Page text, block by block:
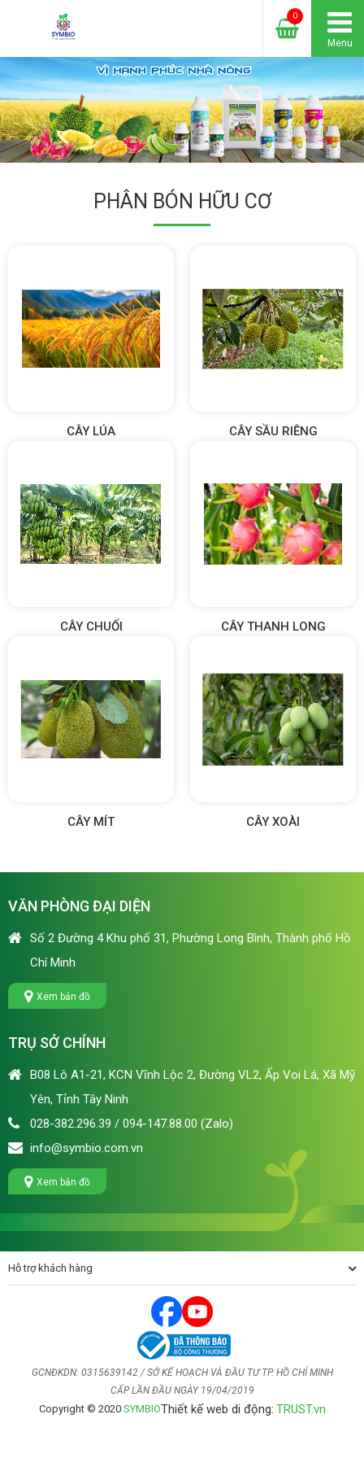
Menu
0
PHÂN BÓN HỮU CƠ
CÂY LÚA CÂY SẦU RIÊNG
CÂY CHUỐI CÂY THANH LONG
CÂY MÍT CÂY XOÀI
VĂN PHÒNG ĐẠI DIỆN
Số 2 Đường 4 Khu phố 31, Phường Long Bình, Thành phố Hồ
Chí Minh
Xem bản đồ
TRỤ SỞ CHÍNH
B08 Lô A1-21, KCN Vĩnh Lộc 2, Đường VL2, Ấp Voi Lá, Xã Mỹ
Yên, Tỉnh Tây Ninh
028-382.296.39 / 094-147.88.00 (Zalo)
info@symbio.com.vn
Xem bản đồ
Hỗ trợ khách hàng
Copyright © 2020 SYMBIOThiết kế web di động: TRUST.vn
GCNĐKDN: 0315639142 / SỞ KẾ HOẠCH VÀ ĐẦU TƯ TP. HỒ CHÍ MINH
CẤP LẦN ĐẦU NGÀY 19/04/2019